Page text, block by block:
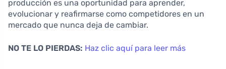
producción es una oportunidad para aprender,
evolucionar y reafirmarse como competidores en un
mercado que nunca deja de cambiar.
NO TE LO PIERDAS: Haz clic aquí para leer más